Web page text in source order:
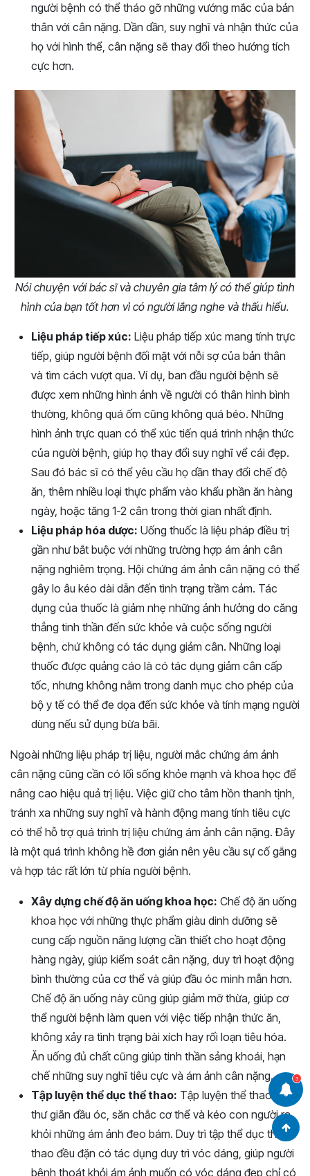
3
người bệnh có thể tháo gỡ những vướng mắc của bản
thân với cân nặng. Dần dần, suy nghĩ và nhận thức của
họ với hình thể, cân nặng sẽ thay đổi theo hướng tích
cực hơn.
Nói chuyện với bác sĩ và chuyên gia tâm lý có thể giúp tình
hình của bạn tốt hơn vì có người lắng nghe và thấu hiểu.
Liệu pháp tiếp xúc: Liệu pháp tiếp xúc mang tính trực
tiếp, giúp người bệnh đối mặt với nỗi sợ của bản thân
và tìm cách vượt qua. Ví dụ, ban đầu người bệnh sẽ
được xem những hình ảnh về người có thân hình bình
thường, không quá ốm cũng không quá béo. Những
hình ảnh trực quan có thể xúc tiến quá trình nhận thức
của người bệnh, giúp họ thay đổi suy nghĩ vể cái đẹp.
Sau đó bác sĩ có thể yêu cầu họ dần thay đổi chế độ
ăn, thêm nhiều loại thực phẩm vào khẩu phần ăn hàng
ngày, hoặc tăng 1-2 cân trong thời gian nhất định.
Liệu pháp hóa dược: Uống thuốc là liệu pháp điều trị
gần như bắt buộc với những trường hợp ám ảnh cân
nặng nghiêm trọng. Hội chứng ám ảnh cân nặng có thể
gây lo âu kéo dài dẫn đến tình trạng trầm cảm. Tác
dụng của thuốc là giảm nhẹ những ảnh hưởng do căng
thẳng tinh thần đến sức khỏe và cuộc sống người
bệnh, chứ không có tác dụng giảm cân. Những loại
thuốc được quảng cáo là có tác dụng giảm cân cấp
tốc, nhưng không nằm trong danh mục cho phép của
bộ y tế có thể đe dọa đến sức khỏe và tính mạng người
dùng nếu sử dụng bừa bãi.
Ngoài những liệu pháp trị liệu, người mắc chứng ám ảnh
cân nặng cũng cần có lối sống khỏe mạnh và khoa học để
nâng cao hiệu quả trị liệu. Việc giữ cho tâm hồn thanh tịnh,
tránh xa những suy nghĩ và hành động mang tính tiêu cực
có thể hỗ trợ quá trình trị liệu chứng ám ảnh cân nặng. Đây
là một quá trình không hề đơn giản nên yêu cầu sự cố gắng
và hợp tác rất lớn từ phía người bệnh.
Xây dựng chế độ ăn uống khoa học: Chế độ ăn uống
khoa học với những thực phẩm giàu dinh dưỡng sẽ
cung cấp nguồn năng lượng cần thiết cho hoạt động
hàng ngày, giúp kiểm soát cân nặng, duy trì hoạt động
bình thường của cơ thể và giúp đầu óc minh mẫn hơn.
Chế độ ăn uống này cũng giúp giảm mỡ thừa, giúp cơ
thể người bệnh làm quen với việc tiếp nhận thức ăn,
không xảy ra tình trạng bài xích hay rối loạn tiêu hóa.
Ăn uống đủ chất cũng giúp tinh thần sảng khoái, hạn
chế những suy nghĩ tiêu cực và ám ảnh cân nặng.
Tập luyện thể dục thể thao: Tập luyện thể thao giúp
thư giãn đầu óc, săn chắc cơ thể và kéo con người ra
khỏi những ám ảnh đeo bám. Duy trì tập thể dục thể
thao đều đặn có tác dụng duy trì vóc dáng, giúp người
bệnh thoát khỏi ám ảnh muốn có vóc dáng đẹp chỉ có